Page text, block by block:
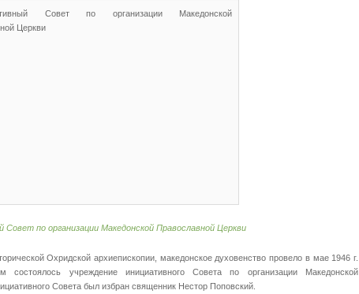
Совет по организации Македонской Православной Церкви
Охридской архиепископии, македонское духовенство провело в мае 1946 г.
состоялось учреждение инициативного Совета по организации Македонской
Совета был избран священник Нестор Поповский.